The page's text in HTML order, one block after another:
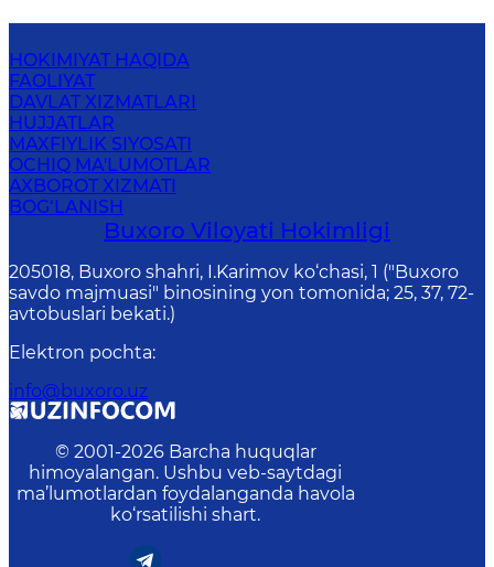
HOKIMIYAT HAQIDA
FAOLIYAT
DAVLAT XIZMATLARI
HUJJATLAR
MAXFIYLIK SIYOSATI
OCHIQ MA'LUMOTLAR
AXBOROT XIZMATI
BOG‘LANISH
Buxoro Viloyati Hokimligi
205018, Buхоrо shahri, I.Karimov ko‘chаsi, 1 ("Buxoro
savdo majmuasi" binosining yon tomonida; 25, 37, 72-
avtobuslari bekati.)
Elektron pochta:
info@buxoro.uz
© 2001-2026 Barcha huquqlar
himoyalangan. Ushbu veb-saytdagi
ma’lumotlardan foydalanganda havola
ko‘rsatilishi shart.